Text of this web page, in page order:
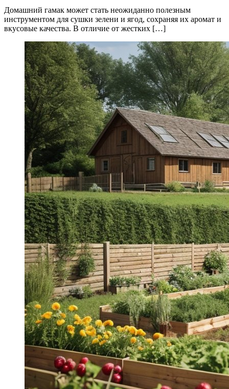
Домашний гамак может стать неожиданно полезным
инструментом для сушки зелени и ягод, сохраняя их аромат и
вкусовые качества. В отличие от жестких […]